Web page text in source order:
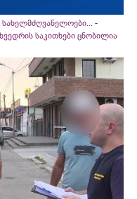
-
საკითხები ცნობილია